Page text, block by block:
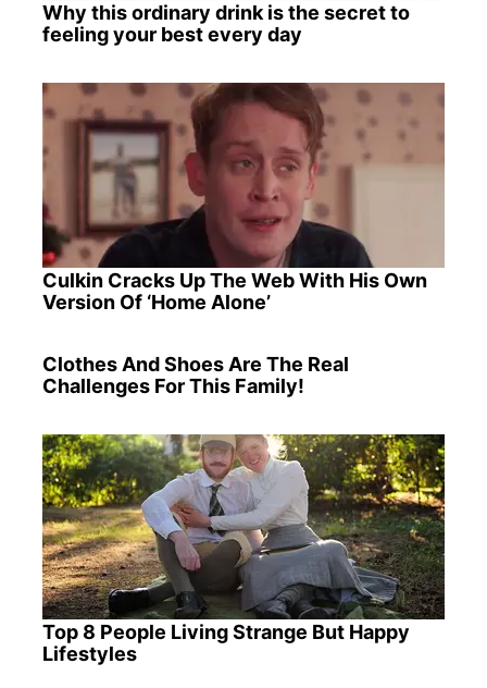
Why this ordinary drink is the secret to
feeling your best every day
Culkin Cracks Up The Web With His Own
Version Of ‘Home Alone’
Clothes And Shoes Are The Real
Challenges For This Family!
Top 8 People Living Strange But Happy
Lifestyles